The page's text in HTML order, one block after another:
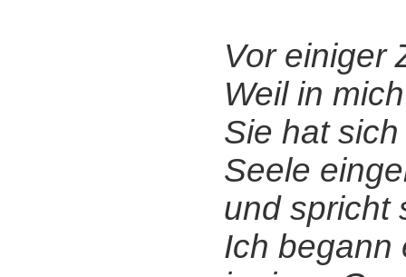
Vor einiger
Weil in
Sie hat
Seele
und spricht
Ich begann